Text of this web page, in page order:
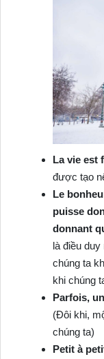
La vie est
được tạo
Le
puisse
donnant
là điều
chúng ta
khi chúng
Parfois,
(Đôi khi,
chúng ta)
Petit à